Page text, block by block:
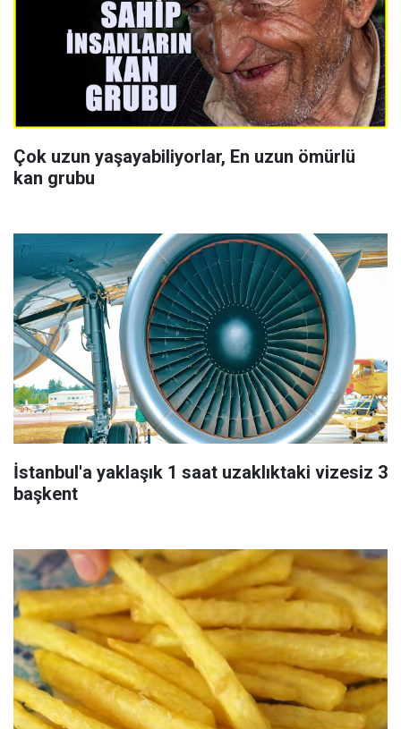
Çok uzun yaşayabiliyorlar, En uzun ömürlü
kan grubu
İstanbul'a yaklaşık 1 saat uzaklıktaki vizesiz 3
başkent